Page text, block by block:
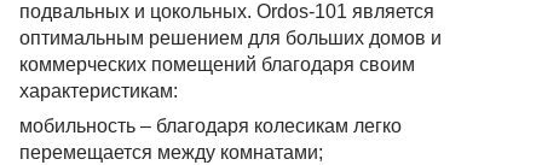
подвальных и цокольных. Ordos-101 является
оптимальным решением для больших домов и
коммерческих помещений благодаря своим
характеристикам:
мобильность – благодаря колесикам легко
перемещается между комнатами;